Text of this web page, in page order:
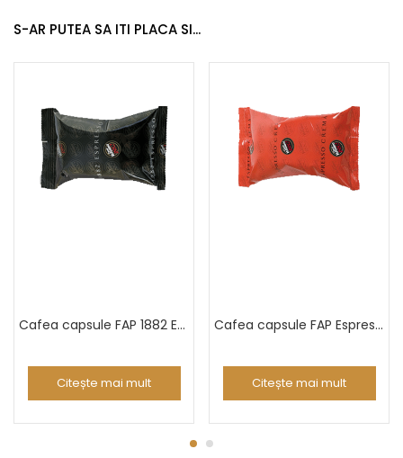
S-AR PUTEA SA ITI PLACA SI...
Cafea capsule FAP 1882 Espresso
Citește mai mult
Cafea capsule FAP Espresso Crema
Citește mai mult